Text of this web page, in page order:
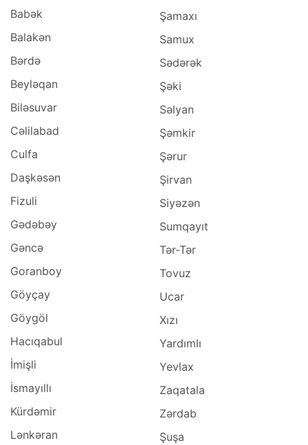
Babək
Balakən
Bərdə
Beyləqan
Biləsuvar
Cəlilabad
Culfa
Daşkəsən
Fizuli
Gədəbəy
Gəncə
Goranboy
Göyçay
Göygöl
Hacıqabul
İmişli
İsmayıllı
Kürdəmir
Lənkəran
Şamaxı
Samux
Sədərək
Şəki
Səlyan
Şəmkir
Şərur
Şirvan
Siyəzən
Sumqayıt
Tər-Tər
Tovuz
Ucar
Xızı
Yardımlı
Yevlax
Zaqatala
Zərdab
Şuşa